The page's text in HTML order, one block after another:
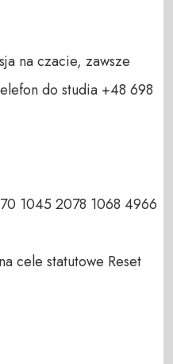
na czacie, zawsze
do studia +48 698
1045 2078 1068 4966
cele statutowe Reset